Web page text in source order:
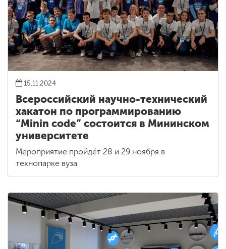
15.11.2024
Всероссийский научно-технический
хакатон по программированию
“Minin code” состоится в Мининском
университете
Мероприятие пройдёт 28 и 29 ноября в
технопарке вуза